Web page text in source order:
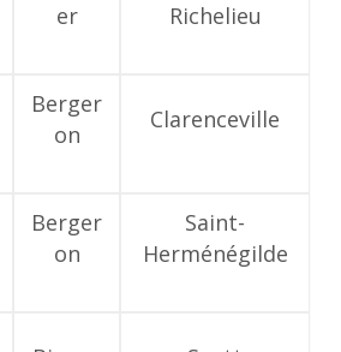
er
Richelieu
Berger
on
Clarenceville
Berger
on
Saint-
Herménégilde